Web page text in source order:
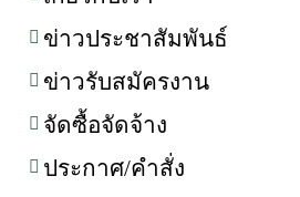
ข่าวประชาสัมพันธ์
ข่าวรับสมัครงาน
จัดซื้อจัดจ้าง
ประกาศ/คำสั่ง